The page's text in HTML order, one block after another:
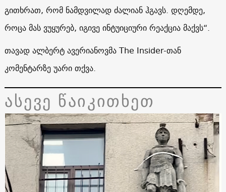
გითხრათ, რომ ნამდვილად ძალიან ჰგავს. დღემდე,
როცა მას ვუყურებ, იგივე ინტუიციური რეაქცია მაქვს“.
თავად ალბერტ ავერიანოვმა The Insider-თან
კომენტარზე უარი თქვა.
ასევე წაიკითხეთ